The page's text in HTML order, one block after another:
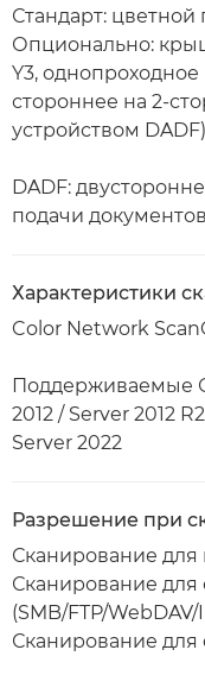
Стандарт:
Опционально:
Y3, однопроходное
стороннее на 2-
устройством
DADF:
подачи документов
Характеристики
Color Network
Поддерживаемые
2012 / Server 2012
Server 2022
Разрешение при
Сканирование
Сканирование для
(SMB/FTP/
Сканирование для